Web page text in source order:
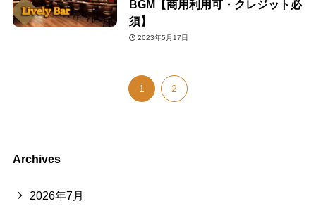
BGM【商用利用可・クレジット必
須】
2023年5月17日
1 2
Archives
2026年7月